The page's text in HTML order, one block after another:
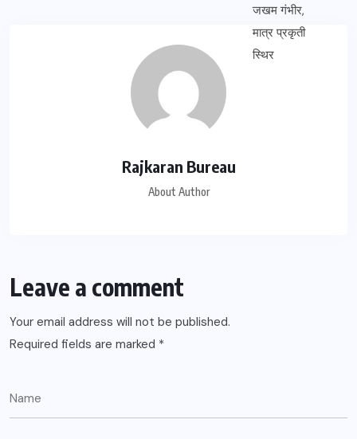
Rajkaran Bureau
About Author
Leave a comment
Your email address will not be published.
Required fields are marked *